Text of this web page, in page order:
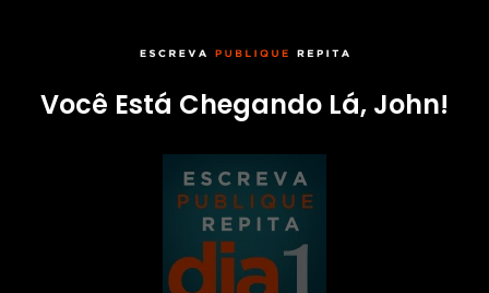
Você Está Chegando Lá, John!